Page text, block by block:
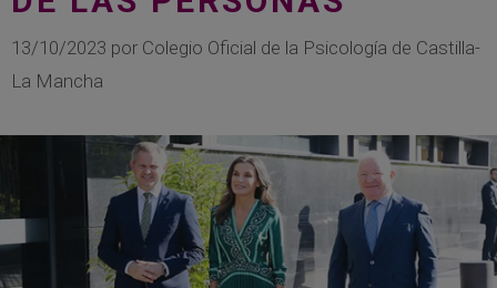
13/10/2023 por Colegio Oficial de la Psicología de Castilla-
La Mancha